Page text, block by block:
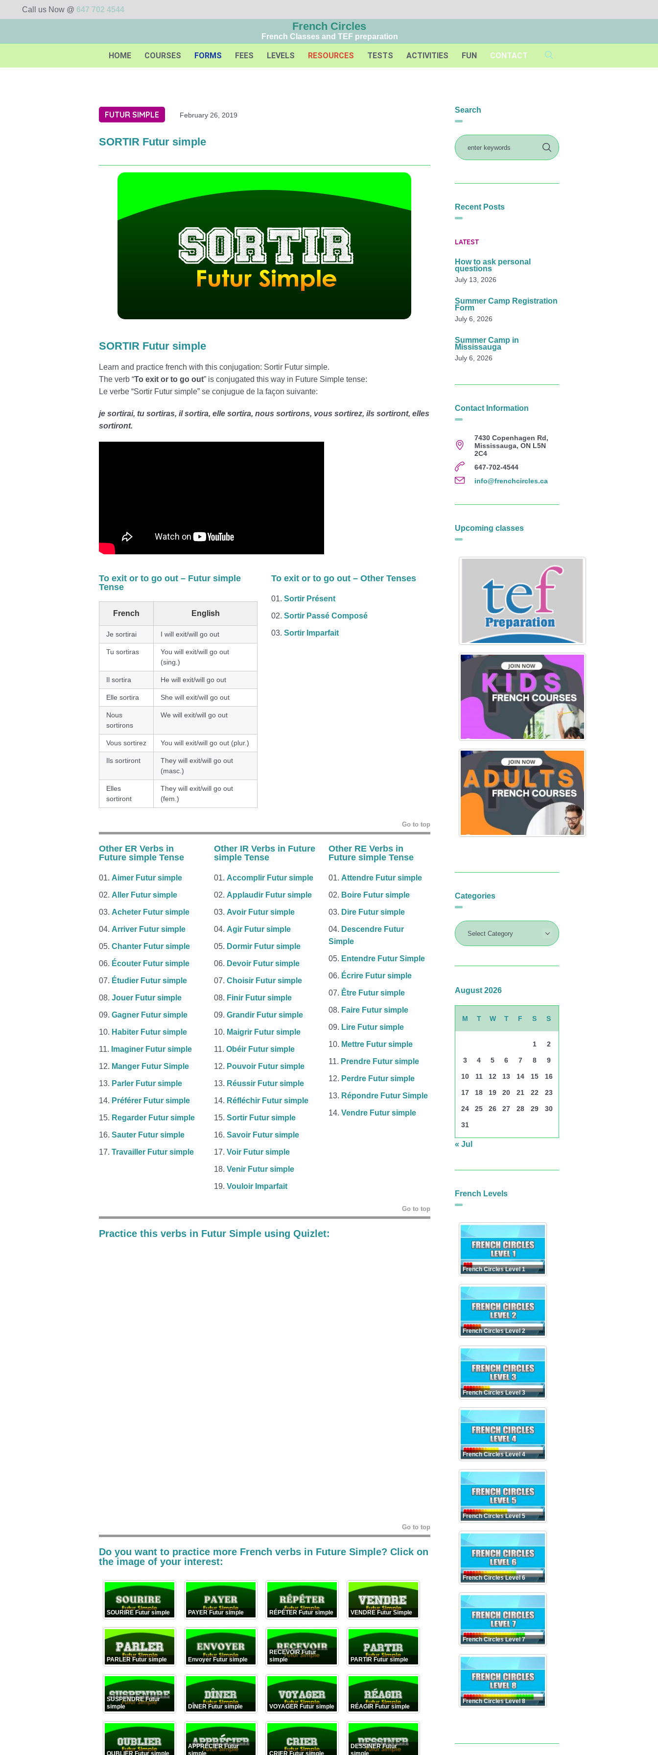
Call us Now @ 647 702 4544
French Circles
French Classes and TEF preparation
HOME COURSES FORMS FEES LEVELS RESOURCES TESTS ACTIVITIES FUN CONTACT
FUTUR SIMPLE February 26, 2019
SORTIR Futur simple
SORTIR Futur simple
Learn and practice french with this conjugation: Sortir Futur simple.
The verb “To exit or to go out” is conjugated this way in Future Simple tense:
Le verbe “Sortir Futur simple” se conjugue de la façon suivante:
je sortirai, tu sortiras, il sortira, elle sortira, nous sortirons, vous sortirez, ils sortiront, elles
sortiront.
To exit or to go out – Futur simple
Tense
French English
Je sortirai I will exit/will go out
Tu sortiras
You will exit/will go out
(sing.)
Il sortira He will exit/will go out
Elle sortira She will exit/will go out
Nous
sortirons
We will exit/will go out
Vous sortirez You will exit/will go out (plur.)
Ils sortiront
They will exit/will go out
(masc.)
Elles
sortiront
They will exit/will go out
(fem.)
To exit or to go out – Other Tenses
Sortir Présent
Sortir Passé Composé
Sortir Imparfait
Go to top
Other ER Verbs in
Future simple Tense
Aimer Futur simple
Aller Futur simple
Acheter Futur simple
Arriver Futur simple
Chanter Futur simple
Écouter Futur simple
Étudier Futur simple
Jouer Futur simple
Gagner Futur simple
Habiter Futur simple
Imaginer Futur simple
Manger Futur Simple
Parler Futur simple
Préférer Futur simple
Regarder Futur simple
Sauter Futur simple
Travailler Futur simple
Other IR Verbs in Future
simple Tense
Accomplir Futur simple
Applaudir Futur simple
Avoir Futur simple
Agir Futur simple
Dormir Futur simple
Devoir Futur simple
Choisir Futur simple
Finir Futur simple
Grandir Futur simple
Maigrir Futur simple
Obéir Futur simple
Pouvoir Futur simple
Réussir Futur simple
Réfléchir Futur simple
Sortir Futur simple
Savoir Futur simple
Voir Futur simple
Venir Futur simple
Vouloir Imparfait
Other RE Verbs in
Future simple Tense
Attendre Futur simple
Boire Futur simple
Dire Futur simple
Descendre Futur
Simple
Entendre Futur Simple
Écrire Futur simple
Être Futur simple
Faire Futur simple
Lire Futur simple
Mettre Futur simple
Prendre Futur simple
Perdre Futur simple
Répondre Futur Simple
Vendre Futur simple
Go to top
Practice this verbs in Futur Simple using Quizlet:
Go to top
Do you want to practice more French verbs in Future Simple? Click on
the image of your interest:
SOURIRE Futur simple PAYER Futur simple RÉPÉTER Futur simple VENDRE Futur Simple
PARLER Futur simple Envoyer Futur simple
RECEVOIR Futur
simple
PARTIR Futur simple
SUSPENDRE Futur
simple
DÎNER Futur simple VOYAGER Futur simple RÉAGIR Futur simple
OUBLIER Futur simple
APPRÉCIER Futur
simple
CRIER Futur simple
DESSINER Futur
simple
Search
Recent Posts
LATEST
How to ask personal
questions
July 13, 2026
Summer Camp Registration
Form
July 6, 2026
Summer Camp in
Mississauga
July 6, 2026
Contact Information
7430 Copenhagen Rd,
Mississauga, ON L5N
2C4
647-702-4544
info@frenchcircles.ca
Upcoming classes
Categories
August 2026
M T W T F S S
1 2
3 4 5 6 7 8 9
10 11 12 13 14 15 16
17 18 19 20 21 22 23
24 25 26 27 28 29 30
31
« Jul
French Levels
French Circles Level 1
French Circles Level 2
French Circles Level 3
French Circles Level 4
French Circles Level 5
French Circles Level 6
French Circles Level 7
French Circles Level 8